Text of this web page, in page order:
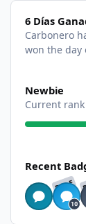
6 Días Ganados!
6 Días
Carbonero
won the day
Newbie
Current rank
Recent
RARE